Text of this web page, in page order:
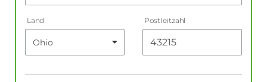
Land Postleitzahl